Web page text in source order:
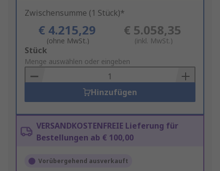
Zwischensumme (1 Stück)*
€ 4.215,29
(ohne MwSt.)
€ 5.058,35
(inkl. MwSt.)
Add
to
Basket
Stück
Menge auswählen oder eingeben
Hinzufügen
VERSANDKOSTENFREIE Lieferung für
Bestellungen ab € 100,00
Vorübergehend ausverkauft